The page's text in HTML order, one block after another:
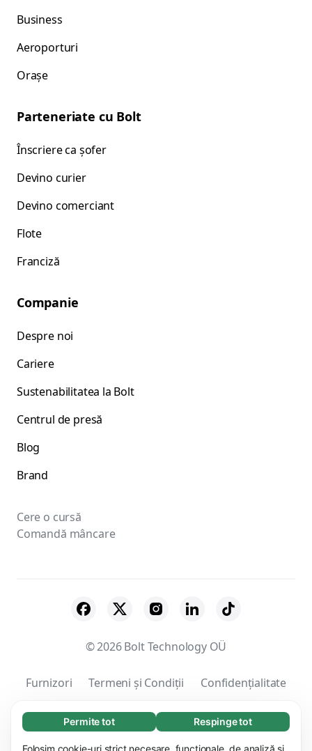
Necesare (65)
Modulele cookie necesare contribuie la
Aflați mai multe
Permite tot Respinge tot
Folosim cookie-uri strict necesare, funcționale, de analiză și
Business
Aeroporturi
Orașe
Parteneriate cu Bolt
Înscriere ca șofer
Devino curier
Devino comerciant
Flote
Franciză
Companie
Despre noi
Cariere
Sustenabilitatea la Bolt
Centrul de presă
Blog
Brand
Cere o cursă
Comandă mâncare
© 2026 Bolt Technology OÜ
Furnizori Termeni și Condiții Confidențialitate
Cookie-uri Securitate